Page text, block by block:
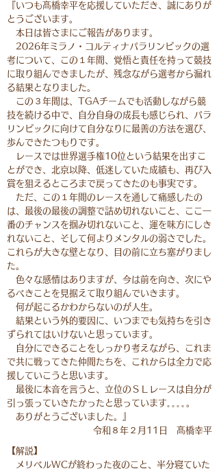
『いつも髙橋幸平を応援していただき、誠にありが
とうございます。
本日は皆さまにご報告があります。
2026年ミラノ・コルティナパラリンピックの選
考について、この１年間、覚悟と責任を持って競技
に取り組んできましたが、残念ながら選考から漏れ
る結果となりました。
この３年間は、TGAチームでも活動しながら競
技を続ける中で、自分自身の成長も感じられ、パラ
リンピックに向けて自分なりに最善の方法を選び、
歩んできたつもりです。
​ レースでは世界選手権10位という結果を出すこ
とができ、北京以降、低迷していた成績も、再び入
賞を狙えるところまで戻ってきたのも事実です。
ただ、この１年間のレースを通して痛感したの
は、最後の最後の調整で詰め切れないこと、ここ一
番のチャンスを掴み切れないこと、運を味方にしき
れないこと、そして何よりメンタルの弱さでした。
これらが大きな壁となり、目の前に立ち塞がりまし
た。
色々な感情はありますが、今は前を向き、次にや
るべきことを見据えて取り組んでいきます。
何が起こるかわからないのが人生。
結果という外的要因に、いつまでも気持ちを引き
ずられてはいけないと思っています。
自分にできることをしっかり考えながら、これま
で共に戦ってきた仲間たちを、これからは全力で応
援していこうと思います。
最後に本音を言うと、立位のＳＬレースは自分が
引っ張っていきたかったと思っています｡｡｡｡。
ありがとうございました。』
​令和８年２月11日 髙橋幸平
【解説】
メリベルWCが終わった夜のこと、半分寝ていた